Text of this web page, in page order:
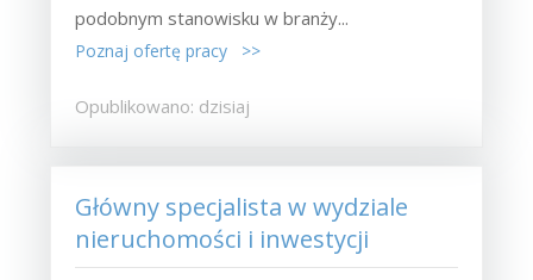
podobnym stanowisku w branży...
Poznaj ofertę pracy >>
Opublikowano: dzisiaj
Główny specjalista w wydziale
nieruchomości i inwestycji